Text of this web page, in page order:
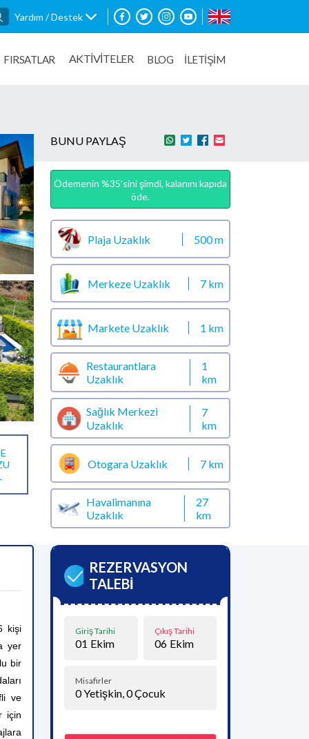
Yardım / Destek
FIRSATLAR AKTİVİTELER BLOG İLETİŞİM
BUNU PAYLAŞ
Ödemenin %35’sini şimdi, kalanını kapıda
öde.
Plaja Uzaklık 500 m
Merkeze Uzaklık 7 km
Markete Uzaklık 1 km
Restaurantlara
Uzaklık
1
km
Sağlık Merkezi
Uzaklık
7
km
Otogara Uzaklık 7 km
Havalimanına
Uzaklık
27
km
kişi
yer
bir
ve
için
REZERVASYON
TALEBİ
Giriş Tarihi
01 Ekim
Çıkış Tarihi
06 Ekim
Misafirler
0Yetişkin,0Çocuk